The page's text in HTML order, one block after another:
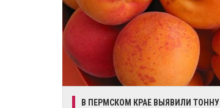
В ПЕРМСКОМ КРАЕ ВЫЯВИЛИ ТОННУ